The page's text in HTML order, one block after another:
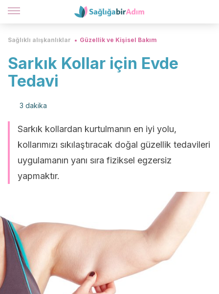
Sağlıklı alışkanlıklar Güzellik ve Kişisel Bakım
Sarkık Kollar için Evde
Tedavi
3 dakika
Sarkık kollardan kurtulmanın en iyi yolu,
kollarımızı sıkılaştıracak doğal güzellik tedavileri
uygulamanın yanı sıra fiziksel egzersiz
yapmaktır.